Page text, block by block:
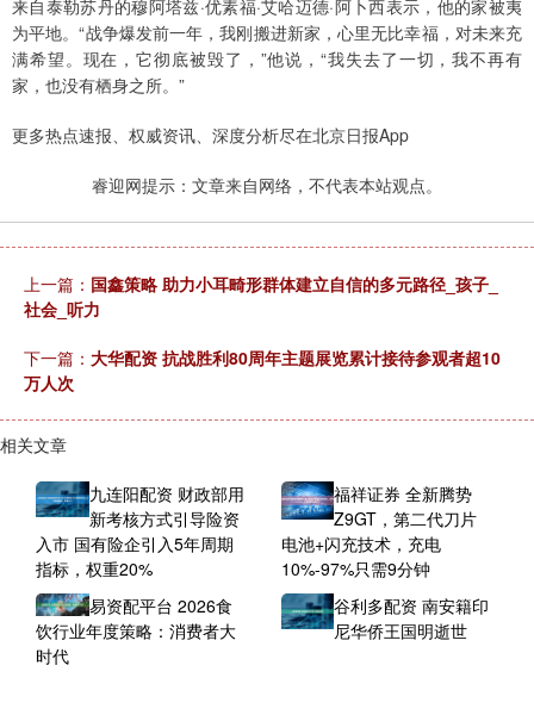
来自泰勒苏丹的穆阿塔兹·优素福·艾哈迈德·阿卜西表示，他的家被夷
为平地。“战争爆发前一年，我刚搬进新家，心里无比幸福，对未来充
满希望。现在，它彻底被毁了，”他说，“我失去了一切，我不再有
家，也没有栖身之所。”
更多热点速报、权威资讯、深度分析尽在北京日报App
睿迎网提示：文章来自网络，不代表本站观点。
上一篇： 国鑫策略 助力小耳畸形群体建立自信的多元路径_孩子_
社会_听力
下一篇： 大华配资 抗战胜利80周年主题展览累计接待参观者超10
万人次
相关文章
九连阳配资 财政部用
新考核方式引导险资
入市 国有险企引入5年周期
指标，权重20%
福祥证券 全新腾势
Z9GT，第二代刀片
电池+闪充技术，充电
10%-97%只需9分钟
易资配平台 2026食
饮行业年度策略：消费者大
时代
谷利多配资 南安籍印
尼华侨王国明逝世